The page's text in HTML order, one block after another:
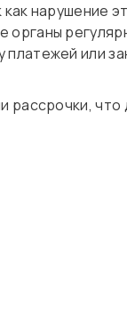
нарушение
или
рассрочки,